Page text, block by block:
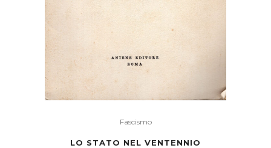
Fascismo
LO STATO NEL VENTENNIO